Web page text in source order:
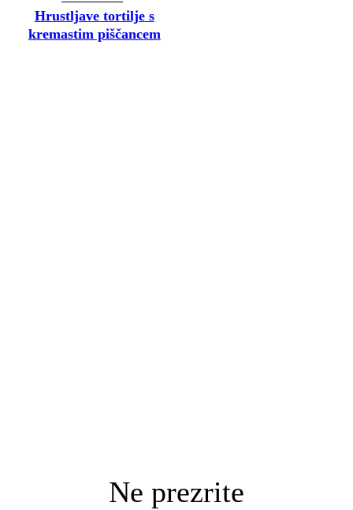
Hrustljave tortilje s
kremastim piščancem
Ne prezrite